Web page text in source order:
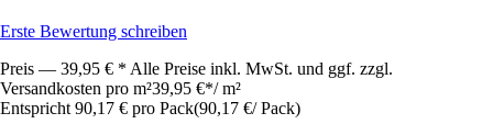
Erste Bewertung schreiben
Preis — 39,95 € * Alle Preise inkl. MwSt. und ggf. zzgl.
Versandkosten pro m²39,95 €*/ m²
Entspricht 90,17 € pro Pack(90,17 €/ Pack)